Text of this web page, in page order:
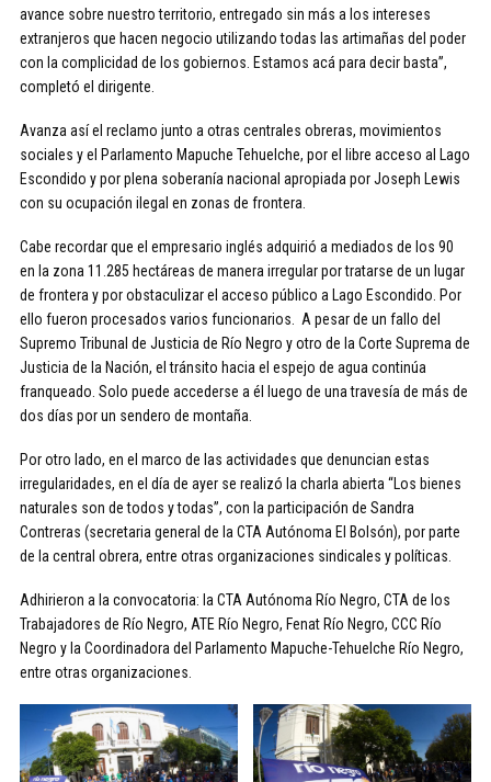
avance sobre nuestro territorio, entregado sin más a los intereses
extranjeros que hacen negocio utilizando todas las artimañas del poder
con la complicidad de los gobiernos. Estamos acá para decir basta”,
completó el dirigente.
Avanza así el reclamo junto a otras centrales obreras, movimientos
sociales y el Parlamento Mapuche Tehuelche, por el libre acceso al Lago
Escondido y por plena soberanía nacional apropiada por Joseph Lewis
con su ocupación ilegal en zonas de frontera.
Cabe recordar que el empresario inglés adquirió a mediados de los 90
en la zona 11.285 hectáreas de manera irregular por tratarse de un lugar
de frontera y por obstaculizar el acceso público a Lago Escondido. Por
ello fueron procesados varios funcionarios. A pesar de un fallo del
Supremo Tribunal de Justicia de Río Negro y otro de la Corte Suprema de
Justicia de la Nación, el tránsito hacia el espejo de agua continúa
franqueado. Solo puede accederse a él luego de una travesía de más de
dos días por un sendero de montaña.
Por otro lado, en el marco de las actividades que denuncian estas
irregularidades, en el día de ayer se realizó la charla abierta “Los bienes
naturales son de todos y todas”, con la participación de Sandra
Contreras (secretaria general de la CTA Autónoma El Bolsón), por parte
de la central obrera, entre otras organizaciones sindicales y políticas.
Adhirieron a la convocatoria: la CTA Autónoma Río Negro, CTA de los
Trabajadores de Río Negro, ATE Río Negro, Fenat Río Negro, CCC Río
Negro y la Coordinadora del Parlamento Mapuche-Tehuelche Río Negro,
entre otras organizaciones.